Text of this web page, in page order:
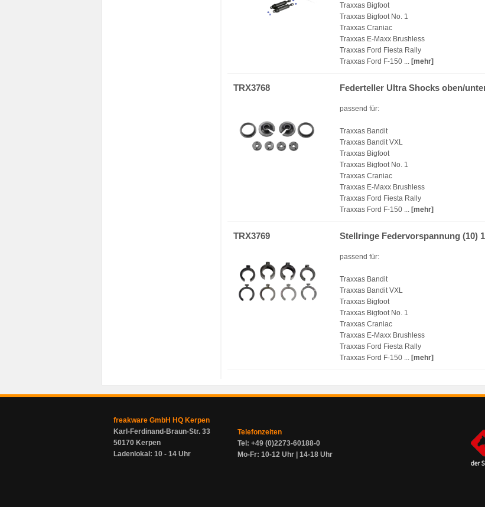
Traxxas Bigfoot
Traxxas Bigfoot No. 1
Traxxas Craniac
Traxxas E-Maxx Brushless
Traxxas Ford Fiesta Rally
Traxxas Ford F-150 ... [mehr]
TRX3768 Federteller Ultra Shocks oben/
passend für:
Traxxas Bandit
Traxxas Bandit VXL
Traxxas Bigfoot
Traxxas Bigfoot No. 1
Traxxas Craniac
Traxxas E-Maxx Brushless
Traxxas Ford Fiesta Rally
Traxxas Ford F-150 ... [mehr]
TRX3769 Stellringe Federvorspannung (10)
passend für:
Traxxas Bandit
Traxxas Bandit VXL
Traxxas Bigfoot
Traxxas Bigfoot No. 1
Traxxas Craniac
Traxxas E-Maxx Brushless
Traxxas Ford Fiesta Rally
Traxxas Ford F-150 ... [mehr]
freakware GmbH HQ Kerpen
Karl-Ferdinand-Braun-Str. 33
50170 Kerpen
Ladenlokal: 10 - 14 Uhr
Telefonzeiten
Tel: +49 (0)2273-60188-0
Mo-Fr: 10-12 Uhr | 14-18 Uhr